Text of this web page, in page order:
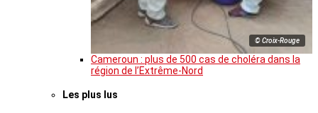
© Croix-Rouge
Cameroun : plus de 500 cas de choléra dans la
région de l’Extrême-Nord
Les plus lus